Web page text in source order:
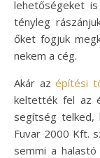
lehetőségeket
tényleg
őket fogjuk
nekem a cég.
Akár az építési
keltették fel az
segítség telked,
Fuvar 2000 Kft.
semmi a